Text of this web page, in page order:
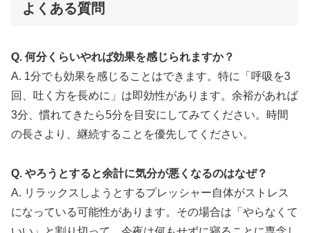
よくある質問
Q. 何分くらいやれば効果を感じられますか？
A. 1分でも効果を感じることはできます。特に「呼吸を3
回、吐く方を長めに」は即効性があります。余裕があれば
3分、慣れてきたら5分を目安にしてみてください。時間
の長さより、継続することを優先してください。
Q. やろうとすると余計に気分が悪くなるのはなぜ？
A. リラックスしようとするプレッシャー自体がストレス
になっている可能性があります。その場合は「やらなくて